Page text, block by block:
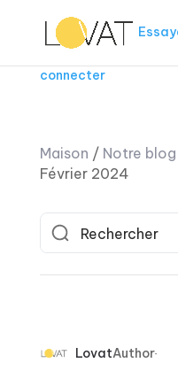
connecter
Maison / Notre blog
Février 2024
LovatAuthor